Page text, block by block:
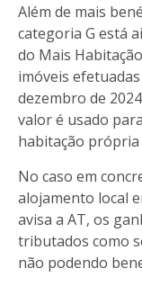
Além de mais
categoria G está
do Mais
imóveis
dezembro de
valor é usado
habitação
No caso em
alojamento local
avisa a AT, os
tributados como
não podendo